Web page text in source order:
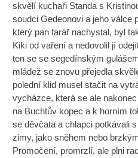
skvělí kuchaři Standa s
soudci Gedeonovi a jeho válce
který pan farář nachystal, byl
Kiki od vaření a nedovolil jí
ten se se segedínským
mládež se znovu přejedla
polední klid musel stačit na
vycházce, která se ale
na Buchtův kopec a k horním
se děvčata a chlapci potkávali
zimy, jako sněhem nebo
Promočení, promrzlí, ale plni